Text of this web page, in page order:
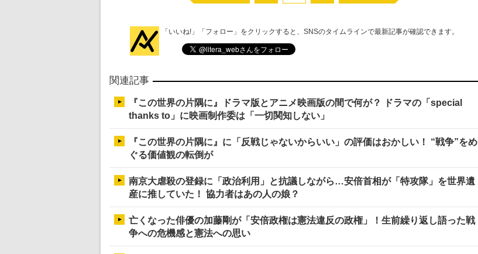
「いいね!」「フォロー」をクリックすると、SNSのタイムラインで最新記事が確認できます。
関連記事
『この世界の片隅に』ドラマ版とアニメ映画版の間で何が？ ドラマの「special
thanks to」に映画制作委は「一切関知しない」
『この世界の片隅に』に「反戦じゃないからいい」の評価はおかしい！ “戦争”をめ
ぐる価値観の転倒が
南京大虐殺の登録に「政治利用」と抗議しながら…安倍首相が「特攻隊」を世界遺
産に推していた！ 協力者はあの人の娘？
亡くなった俳優の加藤剛が「安倍政権は憲法違反の政権」！生前繰り返し語った戦
争への危機感と憲法への思い